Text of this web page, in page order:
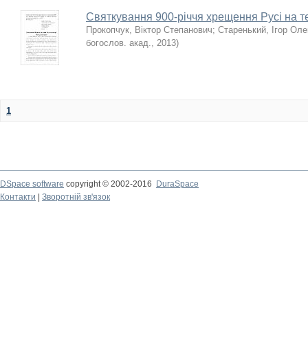
Святкування 900-річчя хрещення Русі на
Прокопчук, Віктор Степанович; Старенький, Ігор
богослов. акад., 2013)
1
DSpace software copyright © 2002-2016
DuraSpace
Контакти
Зворотній зв'язок